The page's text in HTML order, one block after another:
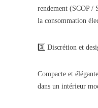
rendement (SCOP /
la consommation
3️⃣ Discrétion et
Compacte et
dans un intérieur